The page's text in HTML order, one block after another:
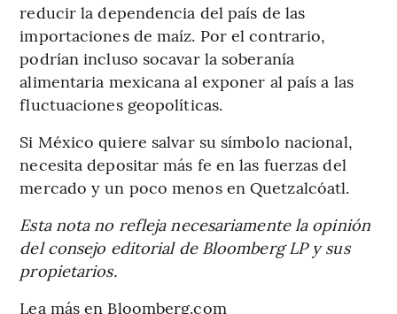
reducir la dependencia del país de las
importaciones de maíz. Por el contrario,
podrían incluso socavar la soberanía
alimentaria mexicana al exponer al país a las
fluctuaciones geopolíticas.
Si México quiere salvar su símbolo nacional,
necesita depositar más fe en las fuerzas del
mercado y un poco menos en Quetzalcóatl.
Esta nota no refleja necesariamente la opinión
del consejo editorial de Bloomberg LP y sus
propietarios.
Lea más en Bloomberg.com